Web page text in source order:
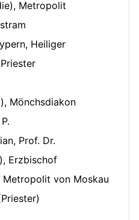
Metropolit
Heiliger
Mönchsdiakon
Prof. Dr.
Erzbischof
von Moskau